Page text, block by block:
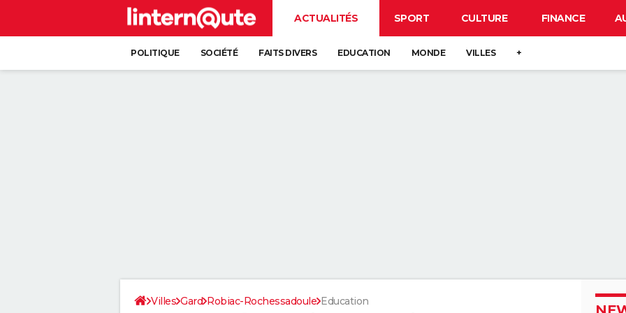
ACTUALITÉS SPORT CULTURE FINANCE
POLITIQUE SOCIÉTÉ FAITS DIVERS EDUCATION MONDE VILLES +
Villes Gard Robiac-Rochessadoule Education